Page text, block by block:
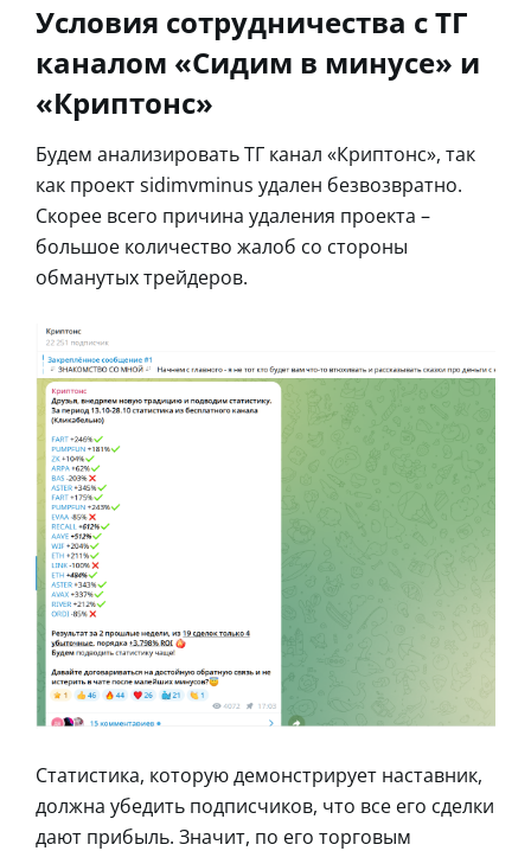
Условия сотрудничества с ТГ
каналом «Сидим в минусе» и
«Криптонс»
Будем анализировать ТГ канал «Криптонс», так
как проект sidimvminus удален безвозвратно.
Скорее всего причина удаления проекта –
большое количество жалоб со стороны
обманутых трейдеров.
Статистика, которую демонстрирует наставник,
должна убедить подписчиков, что все его сделки
дают прибыль. Значит, по его торговым